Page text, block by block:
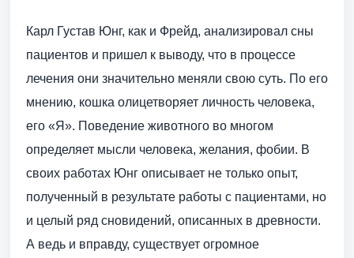
Карл Густав Юнг, как и Фрейд, анализировал сны
пациентов и пришел к выводу, что в процессе
лечения они значительно меняли свою суть. По его
мнению, кошка олицетворяет личность человека,
его «Я». Поведение животного во многом
определяет мысли человека, желания, фобии. В
своих работах Юнг описывает не только опыт,
полученный в результате работы с пациентами, но
и целый ряд сновидений, описанных в древности.
А ведь и вправду, существует огромное